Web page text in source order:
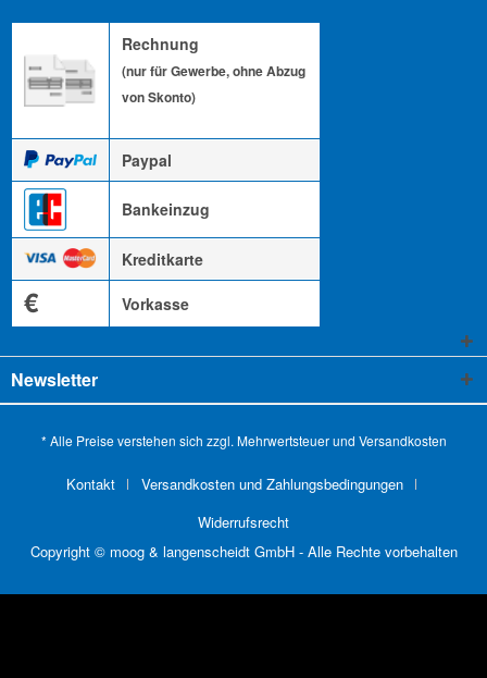
Rechnung
(nur für Gewerbe, ohne Abzug
von Skonto)
Paypal
Bankeinzug
Kreditkarte
€ Vorkasse
Newsletter
* Alle Preise verstehen sich zzgl. Mehrwertsteuer und Versandkosten
Kontakt
Versandkosten und Zahlungsbedingungen
Widerrufsrecht
Copyright © moog & langenscheidt GmbH - Alle Rechte vorbehalten